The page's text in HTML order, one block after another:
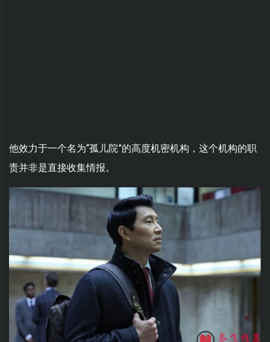
他效力于一个名为“孤儿院”的高度机密机构，这个机构的职
责并非是直接收集情报。